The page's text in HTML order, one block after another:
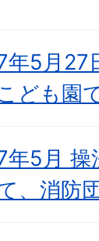
年5月27
ども園
年5月
、消防